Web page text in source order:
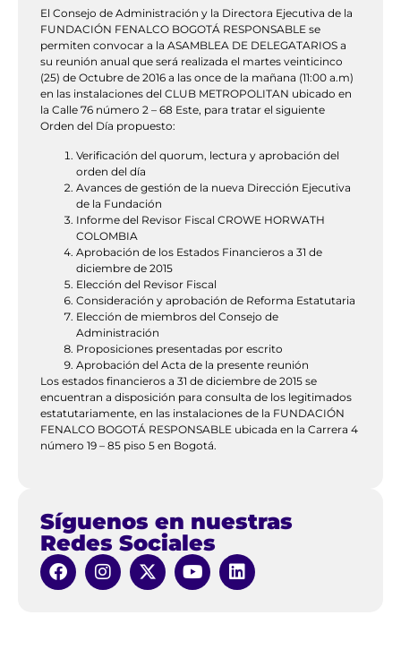
El Consejo de Administración y la Directora Ejecutiva de la
FUNDACIÓN FENALCO BOGOTÁ RESPONSABLE se
permiten convocar a la ASAMBLEA DE DELEGATARIOS a
su reunión anual que será realizada el martes veinticinco
(25) de Octubre de 2016 a las once de la mañana (11:00 a.m)
en las instalaciones del CLUB METROPOLITAN ubicado en
la Calle 76 número 2 – 68 Este, para tratar el siguiente
Orden del Día propuesto:
Verificación del quorum, lectura y aprobación del
orden del día
Avances de gestión de la nueva Dirección Ejecutiva
de la Fundación
Informe del Revisor Fiscal CROWE HORWATH
COLOMBIA
Aprobación de los Estados Financieros a 31 de
diciembre de 2015
Elección del Revisor Fiscal
Consideración y aprobación de Reforma Estatutaria
Elección de miembros del Consejo de
Administración
Proposiciones presentadas por escrito
Aprobación del Acta de la presente reunión
Los estados financieros a 31 de diciembre de 2015 se
encuentran a disposición para consulta de los legitimados
estatutariamente, en las instalaciones de la FUNDACIÓN
FENALCO BOGOTÁ RESPONSABLE ubicada en la Carrera 4
número 19 – 85 piso 5 en Bogotá.
Síguenos en nuestras
Redes Sociales